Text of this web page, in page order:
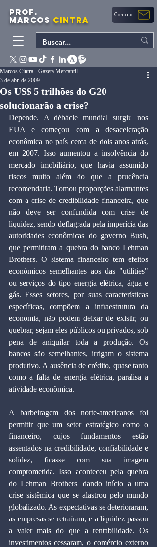
PROF.
MARCOS CINTRA Contato
Os US$ 5 trilhões do G20
solucionarão a crise?
Marcos Cintra - Gazeta Mercantil
3 de abr. de 2009
Depende. A débâcle mundial surgiu nos
EUA e começou com a desaceleração
econômica no país cerca de dois anos atrás,
em 2007. Isso aumentou a insolvência do
mercado imobiliário, que havia assumido
riscos muito além do que a prudência
recomendaria. Tomou proporções alarmantes
com a crise de credibilidade financeira, que
não deve ser confundida com crise de
liquidez, sendo deflagrada pela imperícia das
autoridades econômicas do governo Bush,
que permitiram a quebra do banco Lehman
Brothers. O sistema financeiro tem efeitos
econômicos semelhantes aos das "utilities"
ou serviços do tipo energia elétrica, água e
gás. Esses setores, por suas características
específicas, compõem a infraestrutura da
economia, não podem deixar de existir, ou
quebrar, sejam eles públicos ou privados, sob
pena de aniquilar toda a produção. Os
bancos são semelhantes, irrigam o sistema
produtivo. A ausência de crédito, quase tanto
como a falta de energia elétrica, paralisa a
atividade econômica.
A barbeiragem dos norte-americanos foi
permitir que um setor estratégico como o
financeiro, cujos fundamentos estão
assentados na credibilidade, confiabilidade e
solidez, ficasse com sua imagem
comprometida. Isso aconteceu pela quebra
do Lehman Brothers, dando início a uma
crise sistêmica que se alastrou pelo mundo
globalizado. As expectativas se deterioraram,
as empresas se retraíram, e a liquidez passou
a valer mais do que a rentabilidade. Os
investimentos cessaram, o comércio externo